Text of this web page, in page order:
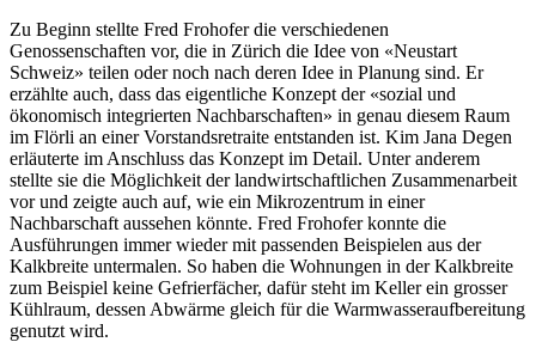
Zu Beginn stellte Fred Frohofer die verschiedenen
Genossenschaften vor, die in Zürich die Idee von «Neustart
Schweiz» teilen oder noch nach deren Idee in Planung sind. Er
erzählte auch, dass das eigentliche Konzept der «sozial und
ökonomisch integrierten Nachbarschaften» in genau diesem Raum
im Flörli an einer Vorstandsretraite entstanden ist. Kim Jana Degen
erläuterte im Anschluss das Konzept im Detail. Unter anderem
stellte sie die Möglichkeit der landwirtschaftlichen Zusammenarbeit
vor und zeigte auch auf, wie ein Mikrozentrum in einer
Nachbarschaft aussehen könnte. Fred Frohofer konnte die
Ausführungen immer wieder mit passenden Beispielen aus der
Kalkbreite untermalen. So haben die Wohnungen in der Kalkbreite
zum Beispiel keine Gefrierfächer, dafür steht im Keller ein grosser
Kühlraum, dessen Abwärme gleich für die Warmwasseraufbereitung
genutzt wird.